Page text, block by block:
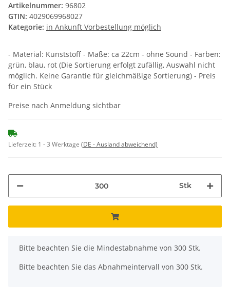
Artikelnummer: 96802
GTIN: 4029069968027
Kategorie: in Ankunft Vorbestellung möglich
- Material: Kunststoff - Maße: ca 22cm - ohne Sound - Farben:
grün, blau, rot (Die Sortierung erfolgt zufällig, Auswahl nicht
möglich. Keine Garantie für gleichmäßige Sortierung) - Preis
für ein Stück
Preise nach Anmeldung sichtbar
Lieferzeit: 1 - 3 Werktage (DE - Ausland abweichend)
Stk
x
Bitte beachten Sie die Mindestabnahme von 300 Stk.
Bitte beachten Sie das Abnahmeintervall von 300 Stk.